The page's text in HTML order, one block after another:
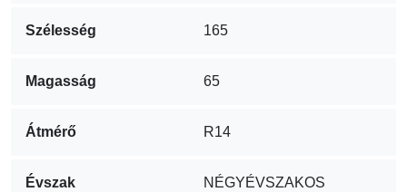
Szélesség 165
Magasság 65
Átmérő R14
Évszak NÉGYÉVSZAKOS